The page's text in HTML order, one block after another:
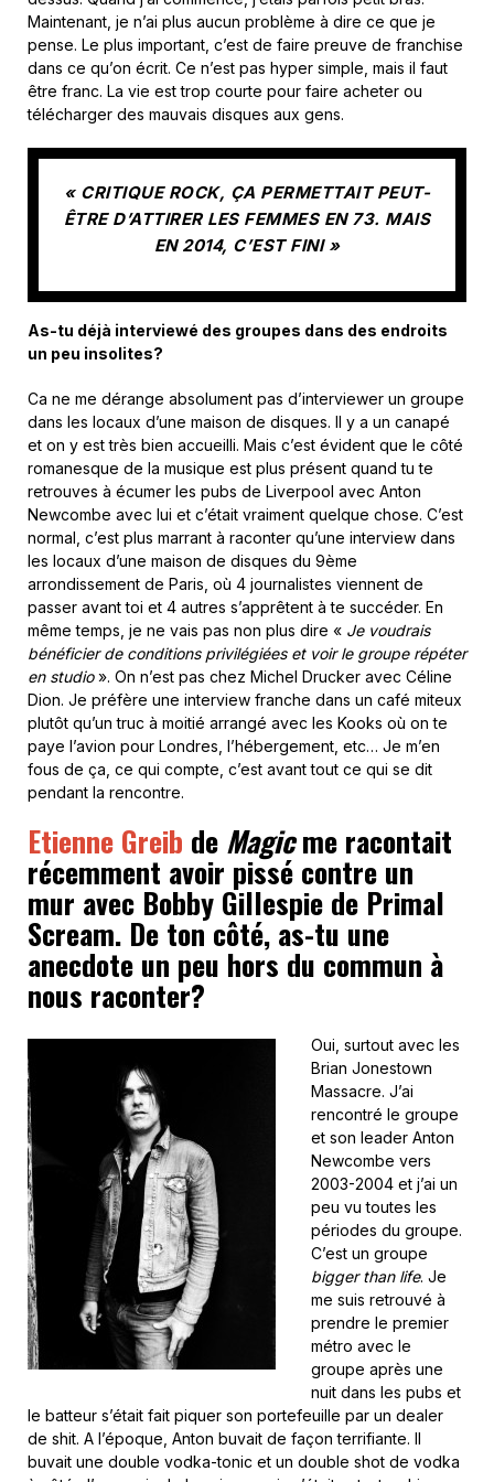
Maintenant, je n’ai plus aucun problème à dire ce que je
pense. Le plus important, c’est de faire preuve de franchise
dans ce qu’on écrit. Ce n’est pas hyper simple, mais il faut
être franc. La vie est trop courte pour faire acheter ou
télécharger des mauvais disques aux gens.
« CRITIQUE ROCK, ÇA PERMETTAIT PEUT-
ÊTRE D’ATTIRER LES FEMMES EN 73. MAIS
EN 2014, C’EST FINI »
As-tu déjà interviewé des groupes dans des endroits
un peu insolites?
Ca ne me dérange absolument pas d’interviewer un groupe
dans les locaux d’une maison de disques. Il y a un canapé
et on y est très bien accueilli. Mais c’est évident que le côté
romanesque de la musique est plus présent quand tu te
retrouves à écumer les pubs de Liverpool avec Anton
Newcombe avec lui et c’était vraiment quelque chose. C’est
normal, c’est plus marrant à raconter qu’une interview dans
les locaux d’une maison de disques du 9ème
arrondissement de Paris, où 4 journalistes viennent de
passer avant toi et 4 autres s’apprêtent à te succéder. En
même temps, je ne vais pas non plus dire « Je voudrais
bénéficier de conditions privilégiées et voir le groupe répéter
en studio». On n’est pas chez Michel Drucker avec Céline
Dion. Je préfère une interview franche dans un café miteux
plutôt qu’un truc à moitié arrangé avec les Kooks où on te
paye l’avion pour Londres, l’hébergement, etc… Je m’en
fous de ça, ce qui compte, c’est avant tout ce qui se dit
pendant la rencontre.
Etienne Greib de Magicme racontait
récemment avoir pissé contre un
mur avec Bobby Gillespie de Primal
Scream. De ton côté, as-tu une
anecdote un peu hors du commun à
nous raconter?
Oui, surtout avec les
Brian Jonestown
Massacre. J’ai
rencontré le groupe
et son leader Anton
Newcombe vers
2003-2004 et j’ai un
peu vu toutes les
périodes du groupe.
C’est un groupe
bigger than life. Je
me suis retrouvé à
prendre le premier
métro avec le
groupe après une
nuit dans les pubs et
le batteur s’était fait piquer son portefeuille par un dealer
de shit. A l’époque, Anton buvait de façon terrifiante. Il
buvait une double vodka-tonic et un double shot de vodka